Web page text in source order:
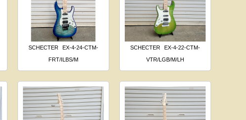
SCHECTER
EX-4-24-CTM-
FRT/ILBS/M
SCHECTER
EX-4-22-CTM-
VTR/LGB/M/LH